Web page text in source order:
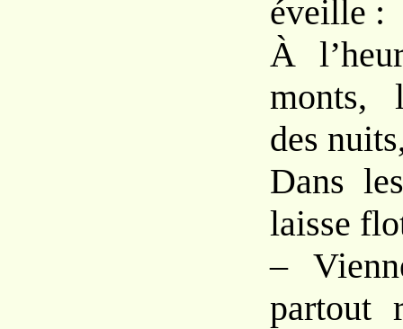
éveille :
À
monts,
des
Dans
laisse
–
partout